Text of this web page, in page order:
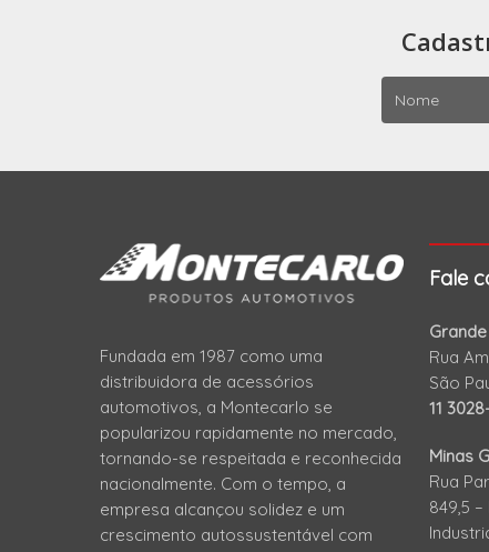
Fundada em 1987 como uma
distribuidora de acessórios
automotivos, a Montecarlo se
popularizou rapidamente no mercado,
tornando-se respeitada e reconhecida
nacionalmente. Com o tempo, a
empresa alcançou solidez e um
crescimento autossustentável com
Fale
Rua
São
11
Minas
Rua
849,5